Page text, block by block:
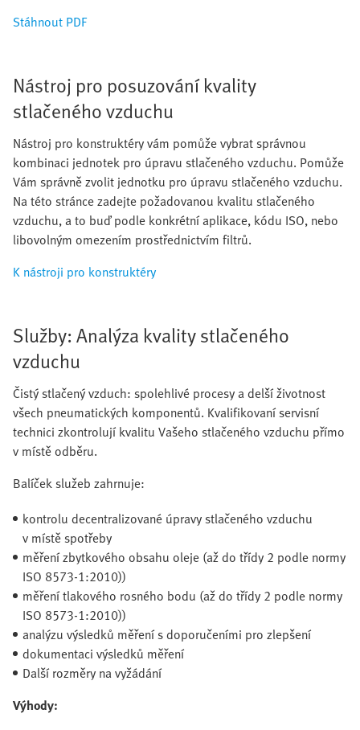
Stáhnout PDF
Nástroj pro posuzování kvality
stlačeného vzduchu
Nástroj pro konstruktéry vám pomůže vybrat správnou
kombinaci jednotek pro úpravu stlačeného vzduchu. Pomůže
Vám správně zvolit jednotku pro úpravu stlačeného vzduchu.
Na této stránce zadejte požadovanou kvalitu stlačeného
vzduchu, a to buď podle konkrétní aplikace, kódu ISO, nebo
libovolným omezením prostřednictvím filtrů.
K nástroji pro konstruktéry
Služby: Analýza kvality stlačeného
vzduchu
Čistý stlačený vzduch: spolehlivé procesy a delší životnost
všech pneumatických komponentů. Kvalifikovaní servisní
technici zkontrolují kvalitu Vašeho stlačeného vzduchu přímo
v místě odběru.
Balíček služeb zahrnuje:
kontrolu decentralizované úpravy stlačeného vzduchu
v místě spotřeby
měření zbytkového obsahu oleje (až do třídy 2 podle normy
ISO 8573-1:2010))
měření tlakového rosného bodu (až do třídy 2 podle normy
ISO 8573-1:2010))
analýzu výsledků měření s doporučeními pro zlepšení
dokumentaci výsledků měření
Další rozměry na vyžádání
Výhody: